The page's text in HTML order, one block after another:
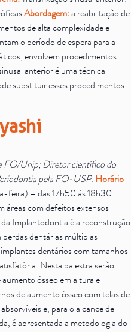
Abordagem:a reabilitação de
de alta complexidade e
o período de espera para a
envolvem procedimentos
anterior é uma técnica
substituir esses procedimentos.
FO/Unip; Diretor científico do
pela FO-USP. Horário
feira) – das 17h50 às 18h30
áreas com defeitos extensos
Implantodontia é a reconstrução
dentárias múltiplas
dentários com tamanhos
Nesta palestra serão
ósseo em altura e
de aumento ósseo com telas de
e, para o alcance de
é apresentada a metodologia do